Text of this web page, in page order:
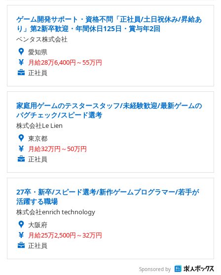
ゲーム開発サポート・資格不問「正社員/土日祝休み/昇給あ
り」第2新卒歓迎・年間休日125日・賞与年2回
ベンタス株式会社
愛知県
月給28万6,400円～55万円
正社員
家庭用ゲームのテスタースタッフ/未経験歓迎/最新ゲームの
バグチェック/スピード選考
株式会社Le Lien
東京都
月給32万円～50万円
正社員
27卒・新卒/スピード選考/新作ゲームプログラマー/若手が
活躍する職場
株式会社enrich technology
大阪府
月給25万2,500円～32万円
正社員
Sponsored by